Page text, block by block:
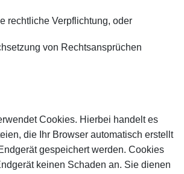
rechtliche Verpflichtung, oder
von Rechtsansprüchen
Cookies. Hierbei handelt es
die Ihr Browser automatisch erstellt
gespeichert werden. Cookies
keinen Schaden an. Sie dienen